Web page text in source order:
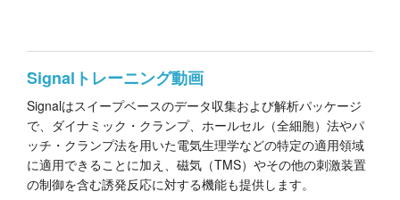
Signalトレーニング動画
Signalはスイープベースのデータ収集および解析パッケージ
で、ダイナミック・クランプ、ホールセル（全細胞）法やパ
ッチ・クランプ法を用いた電気生理学などの特定の適用領域
に適用できることに加え、磁気（TMS）やその他の刺激装置
の制御を含む誘発反応に対する機能も提供します。